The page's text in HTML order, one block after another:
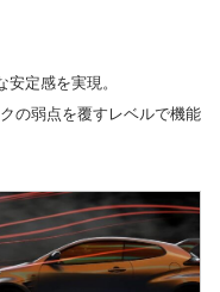
定感を実現。
の弱点を覆すレベルで機能